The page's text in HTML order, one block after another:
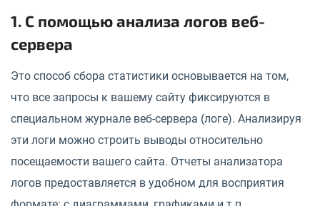
1. С помощью анализа логов веб-
сервера
Это способ сбора статистики основывается на том,
что все запросы к вашему сайту фиксируются в
специальном журнале веб-сервера (логе). Анализируя
эти логи можно строить выводы относительно
посещаемости вашего сайта. Отчеты анализатора
логов предоставляется в удобном для восприятия